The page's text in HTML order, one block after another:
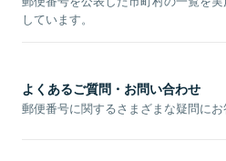
しています。
よくあるご質問・お問い合わせ
郵便番号に関するさまざまな疑問にお